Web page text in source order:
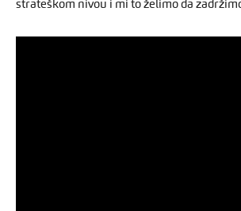
strateškom nivou i mi to želimo da